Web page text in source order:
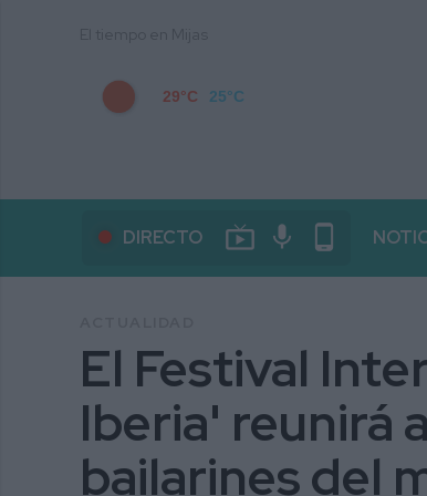
29°C 25°C
DIRECTO live_tv mic phone_android
El Festival
Iberia' reunirá
bailarines del